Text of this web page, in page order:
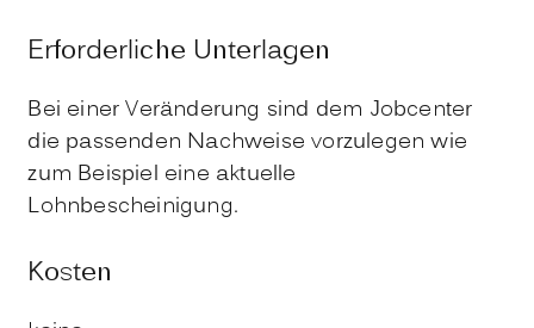
Erforderliche Unterlagen
Bei einer Veränderung sind dem Jobcenter
die passenden Nachweise vorzulegen wie
zum Beispiel eine aktuelle
Lohnbescheinigung.
Kosten